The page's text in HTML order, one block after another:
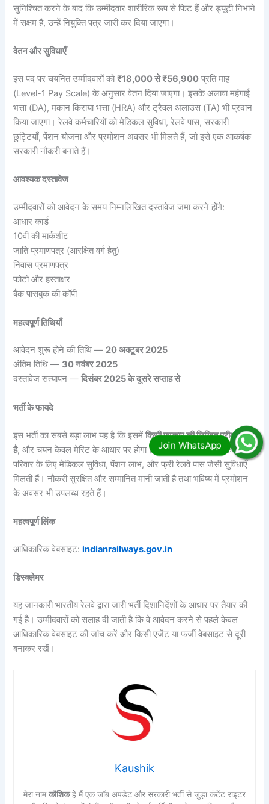
सुनिश्चित करने के बाद कि उम्मीदवार शारीरिक रूप से फिट हैं और ड्यूटी निभाने
में सक्षम हैं, उन्हें नियुक्ति पत्र जारी कर दिया जाएगा।
वेतन और सुविधाएँ
इस पद पर चयनित उम्मीदवारों को₹18,000 से ₹56,900 प्रति माह
(Level-1 Pay Scale) के अनुसार वेतन दिया जाएगा। इसके अलावा महंगाई
भत्ता (DA), मकान किराया भत्ता (HRA) और ट्रैवल अलाउंस (TA) भी प्रदान
किया जाएगा। रेलवे कर्मचारियों को मेडिकल सुविधा, रेलवे पास, सरकारी
छुट्टियाँ, पेंशन योजना और प्रमोशन अवसर भी मिलते हैं, जो इसे एक आकर्षक
सरकारी नौकरी बनाते हैं।
आवश्यक दस्तावेज
उम्मीदवारों को आवेदन के समय निम्नलिखित दस्तावेज जमा करने होंगे:
आधार कार्ड
10वीं की मार्कशीट
जाति प्रमाणपत्र (आरक्षित वर्ग हेतु)
निवास प्रमाणपत्र
फोटो और हस्ताक्षर
बैंक पासबुक की कॉपी
महत्वपूर्ण तिथियाँ
आवेदन शुरू होने की तिथि — 20 अक्टूबर 2025
अंतिम तिथि — 30 नवंबर 2025
दस्तावेज सत्यापन —दिसंबर 2025 के दूसरे सप्ताह से
भर्ती के फायदे
इस भर्ती का सबसे बड़ा लाभ यह है कि इसमेंकिसी प्रकार की लिखित परीक्षा नहीं
है, और चयन केवल मेरिट के आधार पर होगा। स्थायी सरकारी नौकरी के साथ
परिवार के लिए मेडिकल सुविधा, पेंशन लाभ, और फ्री रेलवे पास जैसी सुविधाएँ
मिलती हैं। नौकरी सुरक्षित और सम्मानित मानी जाती है तथा भविष्य में प्रमोशन
के अवसर भी उपलब्ध रहते हैं।
महत्वपूर्ण लिंक
आधिकारिक वेबसाइट:indianrailways.gov.in
डिस्क्लेमर
यह जानकारी भारतीय रेलवे द्वारा जारी भर्ती दिशानिर्देशों के आधार पर तैयार की
गई है। उम्मीदवारों को सलाह दी जाती है कि वे आवेदन करने से पहले केवल
आधिकारिक वेबसाइट की जांच करें और किसी एजेंट या फर्जी वेबसाइट से दूरी
बनाकर रखें।
Kaushik
मेरा नामकौशिकहे मैं एक जॉब अपडेट और सरकारी भर्ती से जुड़ा कंटेंट राइटर